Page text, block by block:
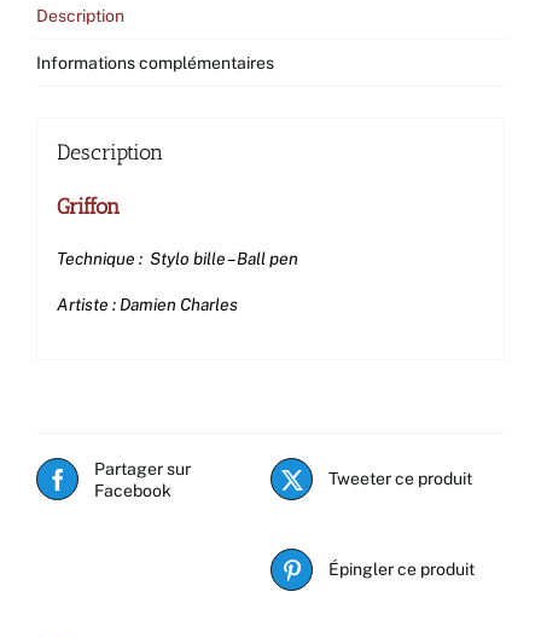
Description
Informations complémentaires
Description
Griffon
Technique : Stylo bille – Ball pen
Artiste : Damien Charles
Partager sur
Facebook
Tweeter ce produit
Épingler ce produit